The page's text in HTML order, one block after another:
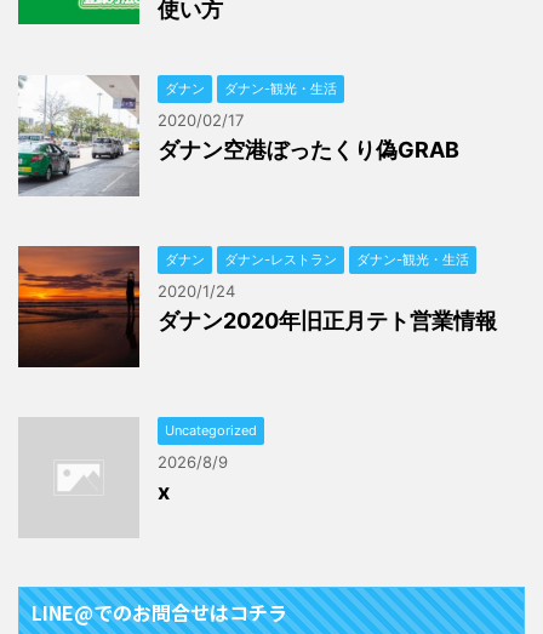
使い方
ダナン ダナン-観光・生活
2020/02/17
ダナン空港ぼったくり偽GRAB
ダナン ダナン-レストラン ダナン-観光・生活
2020/1/24
ダナン2020年旧正月テト営業情報
Uncategorized
2026/8/9
x
LINE@でのお問合せはコチラ